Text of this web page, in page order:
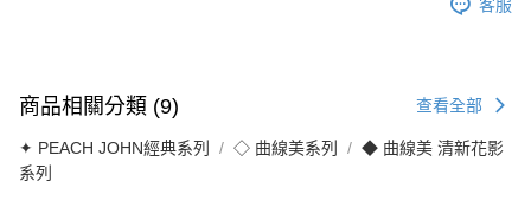
客服
商品相關分類 (9) 查看全部
✦ PEACH JOHN經典系列 ◇ 曲線美系列
◆ 曲線美 清新花影
系列